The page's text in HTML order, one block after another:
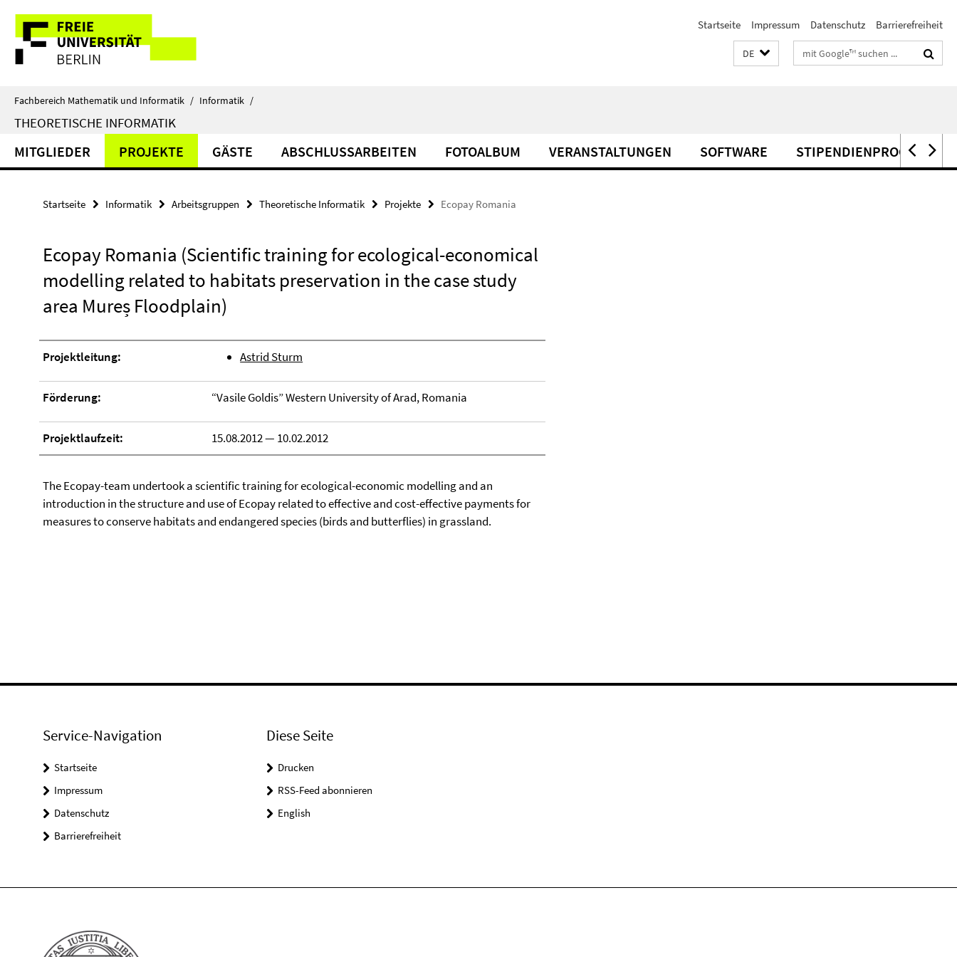
direkt
Inhalt
Service-
Navigation
Startseite Impressum Datenschutz Barrierefreiheit
DE Suchbegriffe
Fachbereich Mathematik und Informatik / Informatik /
THEORETISCHE INFORMATIK
MITGLIEDER PROJEKTE GÄSTE ABSCHLUSSARBEITEN FOTOALBUM VERANSTALTUNGEN SOFTWARE STIPENDIENPROGRAMME
Startseite Informatik Arbeitsgruppen Theoretische Informatik Projekte Ecopay Romania
Ecopay Romania (Scientific training for ecological-economical
modelling related to habitats preservation in the case study
area Mureș Floodplain)
Projektleitung: Astrid Sturm
Förderung: “Vasile Goldis” Western University of Arad, Romania
Projektlaufzeit: 15.08.2012 — 10.02.2012
The Ecopay-team undertook a scientific training for ecological-economic modelling and an
introduction in the structure and use of Ecopay related to effective and cost-effective payments for
measures to conserve habitats and endangered species (birds and butterflies) in grassland.
Service-Navigation
Startseite
Impressum
Datenschutz
Barrierefreiheit
Diese Seite
Drucken
RSS-Feed abonnieren
English